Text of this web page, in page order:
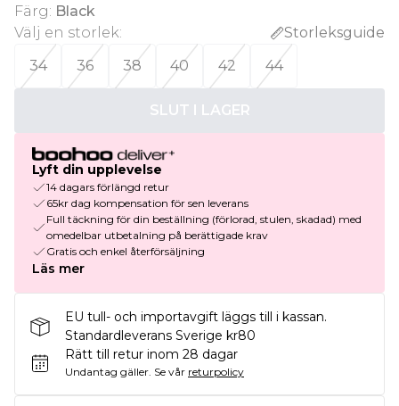
Färg: Black
Välj en storlek:
Storleksguide
34
36 38 40 42 44
SLUT I LAGER
Lyft din upplevelse
14 dagars förlängd retur
65kr dag kompensation för sen leverans
Full täckning för din beställning (förlorad, stulen, skadad) med
omedelbar utbetalning på berättigade krav
Gratis och enkel återförsäljning
Läs mer
EU tull- och importavgift läggs till i kassan.
Standardleverans Sverige kr80
Rätt till retur inom 28 dagar
Undantag gäller. Se vår returpolicy